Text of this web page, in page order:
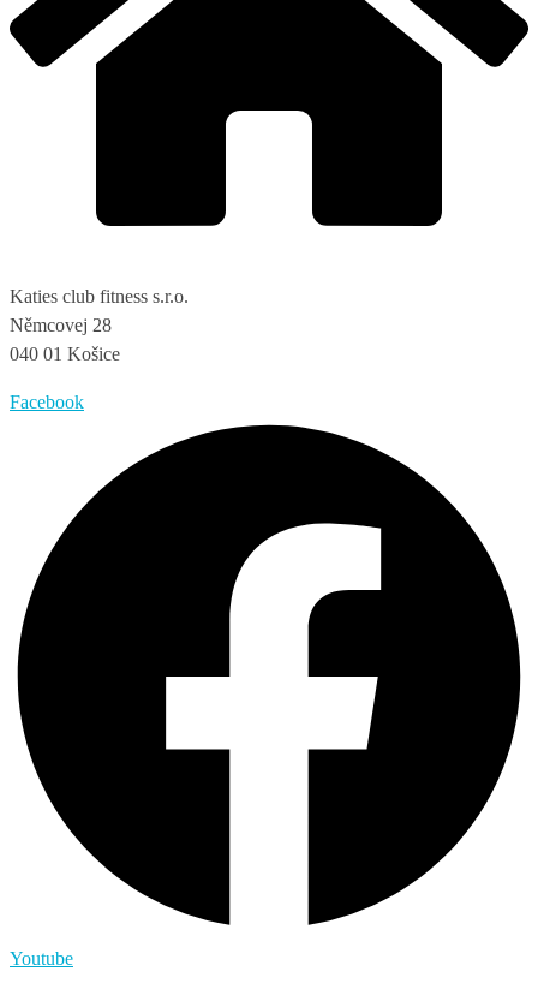
Katies club fitness s.r.o.
Němcovej 28
040 01 Košice
Facebook
Youtube